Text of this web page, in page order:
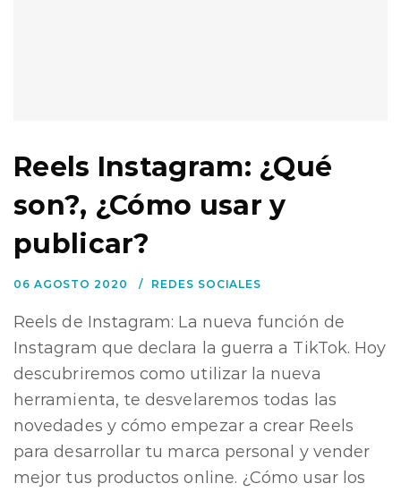
Reels Instagram: ¿Qué
son?, ¿Cómo usar y
publicar?
06 AGOSTO 2020 REDES SOCIALES
Reels de Instagram: La nueva función de
Instagram que declara la guerra a TikTok. Hoy
descubriremos como utilizar la nueva
herramienta, te desvelaremos todas las
novedades y cómo empezar a crear Reels
para desarrollar tu marca personal y vender
mejor tus productos online. ¿Cómo usar los